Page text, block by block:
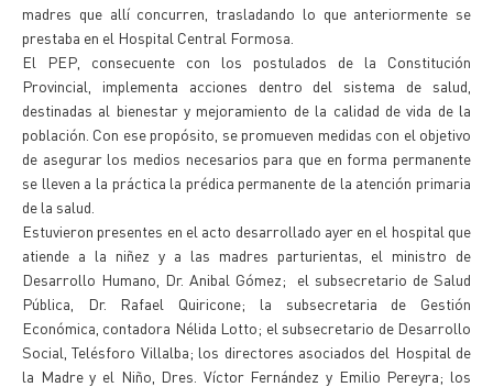
madres que allí concurren, trasladando lo que anteriormente se
prestaba en el Hospital Central Formosa.
El PEP, consecuente con los postulados de la Constitución
Provincial, implementa acciones dentro del sistema de salud,
destinadas al bienestar y mejoramiento de la calidad de vida de la
población. Con ese propósito, se promueven medidas con el objetivo
de asegurar los medios necesarios para que en forma permanente
se lleven a la práctica la prédica permanente de la atención primaria
de la salud.
Estuvieron presentes en el acto desarrollado ayer en el hospital que
atiende a la niñez y a las madres parturientas, el ministro de
Desarrollo Humano, Dr. Anibal Gómez; el subsecretario de Salud
Pública, Dr. Rafael Quiricone; la subsecretaria de Gestión
Económica, contadora Nélida Lotto; el subsecretario de Desarrollo
Social, Telésforo Villalba; los directores asociados del Hospital de
la Madre y el Niño, Dres. Víctor Fernández y Emilio Pereyra; los